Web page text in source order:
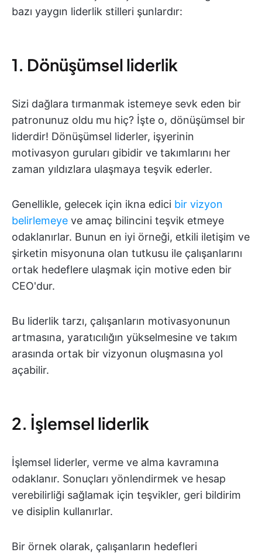
bazı yaygın liderlik stilleri şunlardır:
1. Dönüşümsel liderlik
Sizi dağlara tırmanmak istemeye sevk eden bir
patronunuz oldu mu hiç? İşte o, dönüşümsel bir
liderdir! Dönüşümsel liderler, işyerinin
motivasyon guruları gibidir ve takımlarını her
zaman yıldızlara ulaşmaya teşvik ederler.
Genellikle, gelecek için ikna edici bir vizyon
belirlemeye ve amaç bilincini teşvik etmeye
odaklanırlar. Bunun en iyi örneği, etkili iletişim ve
şirketin misyonuna olan tutkusu ile çalışanlarını
ortak hedeflere ulaşmak için motive eden bir
CEO'dur.
Bu liderlik tarzı, çalışanların motivasyonunun
artmasına, yaratıcılığın yükselmesine ve takım
arasında ortak bir vizyonun oluşmasına yol
açabilir.
2. İşlemsel liderlik
İşlemsel liderler, verme ve alma kavramına
odaklanır. Sonuçları yönlendirmek ve hesap
verebilirliği sağlamak için teşvikler, geri bildirim
ve disiplin kullanırlar.
Bir örnek olarak, çalışanların hedefleri